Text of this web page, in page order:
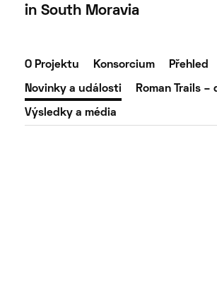
in South Moravia
O Projektu Konsorcium Přehled
Novinky a události Roman Trails –
Výsledky a média